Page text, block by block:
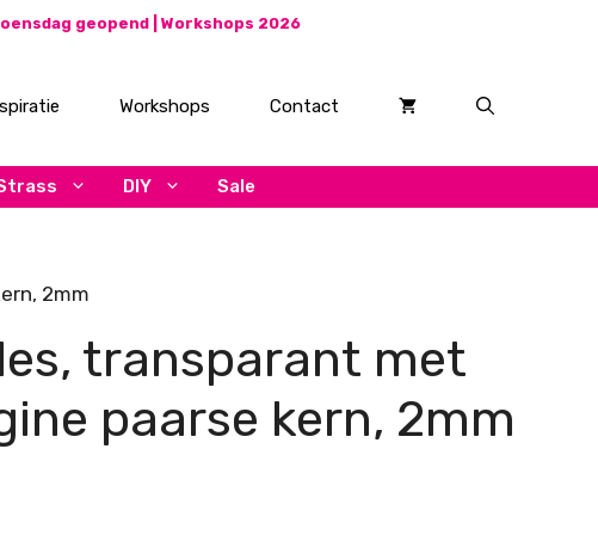
geopend | Workshops 2026
Workshops Contact
DIY Sale
2mm
transparant met
paarse kern, 2mm